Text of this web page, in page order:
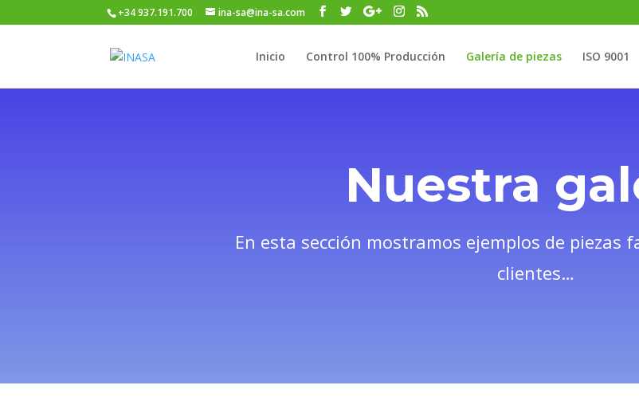
+34 937.191.700 ina-sa@ina-sa.com
Inicio Control 100% Producción Galería de piezas ISO 9001
Nuestra
En esta sección mostramos ejemplos de piezas
clientes…